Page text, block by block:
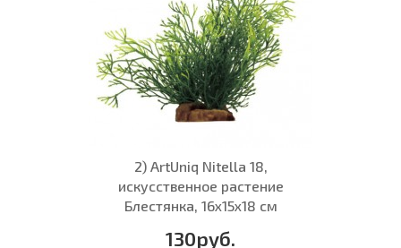
2) ArtUniq Nitella 18,
искусственное растение
Блестянка, 16x15x18 см
130руб.